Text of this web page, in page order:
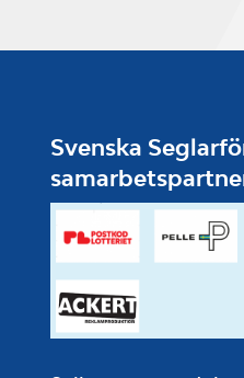
Svenska